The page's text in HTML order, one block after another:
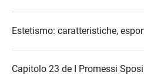
Estetismo: caratteristiche,
Capitolo 23 de I Promessi